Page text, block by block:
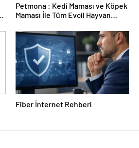
Petmona : Kedi Maması ve Köpek
Maması İle Tüm Evcil Hayvan
Fiber İnternet Rehberi